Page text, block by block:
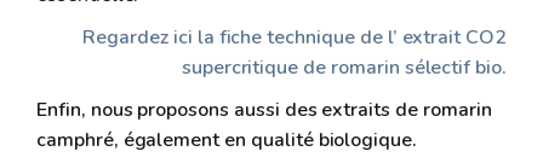
Regardez ici la fiche technique de l’ extrait CO2
supercritique de romarin sélectif bio.
Enfin, nous proposons aussi des extraits de romarin
camphré, également en qualité biologique.